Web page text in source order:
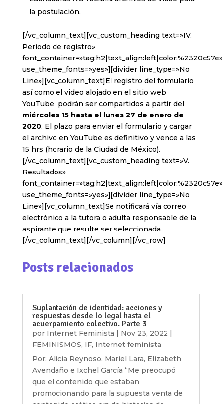
la postulación.
[/vc_column_text][vc_custom_heading text=»IV.
Periodo de registro»
font_container=»tag:h2|text_align:left|color:%2320c57e»
use_theme_fonts=»yes»][divider line_type=»No
Line»][vc_column_text]El registro del formulario
así como el video alojado en el sitio web
YouTube podrán ser compartidos a partir del
miércoles 15 hasta el lunes 27 de enero de
2020. El plazo para enviar el formulario y cargar
el archivo en YouTube es definitivo y vence a las
15 hrs (horario de la Ciudad de México).
[/vc_column_text][vc_custom_heading text=»V.
Resultados»
font_container=»tag:h2|text_align:left|color:%2320c57e»
use_theme_fonts=»yes»][divider line_type=»No
Line»][vc_column_text]Se notificará vía correo
electrónico a la tutora o adulta responsable de la
aspirante que resulte ser seleccionada.
[/vc_column_text][/vc_column][/vc_row]
Posts relacionados
Suplantación de identidad: acciones y
respuestas desde lo legal hasta el
acuerpamiento colectivo. Parte 3
por Internet Feminista Nov 23, 2022
FEMINISMOS, IF, Internet feminista
Por: Alicia Reynoso, Mariel Lara, Elizabeth
Avendaño e Ixchel García “Me preocupó
que el contenido que estaban
promocionando para la supuesta venta de